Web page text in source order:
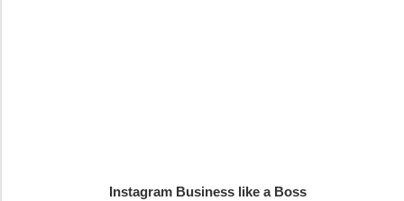
Instagram Business like a Boss